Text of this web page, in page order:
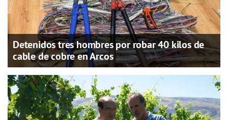
Detenidos tres hombres por robar 40 kilos de
cable de cobre en Arcos